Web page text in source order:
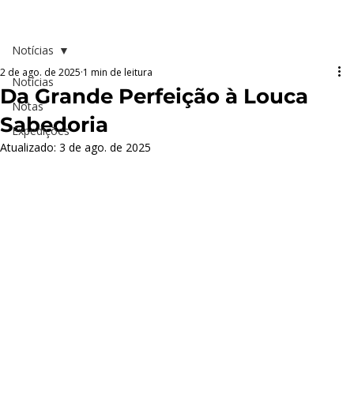
Notícias
Notas
Expedições
Notícias
Da Grande Perfeição à Louca
Sabedoria
2 de ago. de 2025 1 min de leitura
Atualizado: 3 de ago. de 2025